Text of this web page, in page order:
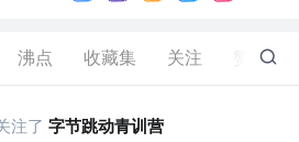
沸点 收藏集 关注 326
注了 字节跳动青训营